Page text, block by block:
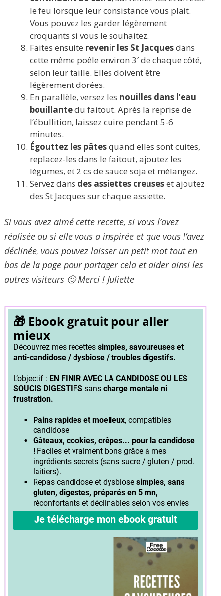
le feu lorsque leur consistance vous plait.
Vous pouvez les garder légèrement
croquants si vous le souhaitez.
Faites ensuite revenir les St Jacquesdans
cette même poêle environ 3′ de chaque côté,
selon leur taille. Elles doivent être
légèrement dorées.
En parallèle, versez les nouilles dans l’eau
bouillantedu faitout. Après la reprise de
l’ébullition, laissez cuire pendant 5-6
minutes.
Égouttez les pâtesquand elles sont cuites,
replacez-les dans le faitout, ajoutez les
légumes, et 2 cs de sauce soja et mélangez.
Servez dans des assiettes creuseset ajoutez
des St Jacques sur chaque assiette.
Si vous avez aimé cette recette, si vous l’avez
réalisée ou si elle vous a inspirée et que vous l’avez
déclinée, vous pouvez laisser un petit mot tout en
bas de la page pour partager cela et aider ainsi les
autres visiteurs 🙂 Merci ! Juliette